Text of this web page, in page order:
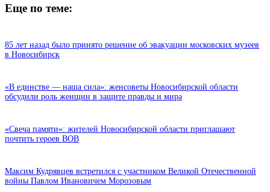
Еще по теме:
85 лет назад было принято решение об эвакуации московских музеев
в Новосибирск
«В единстве — наша сила»: женсоветы Новосибирской области
обсудили роль женщин в защите правды и мира
«Свеча памяти»: жителей Новосибирской области приглашают
почтить героев ВОВ
Максим Кудрявцев встретился с участником Великой Отечественной
войны Павлом Ивановичем Морозовым